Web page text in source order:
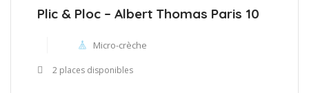
Plic & Ploc – Albert Thomas Paris 10
Micro-crèche
2 places disponibles